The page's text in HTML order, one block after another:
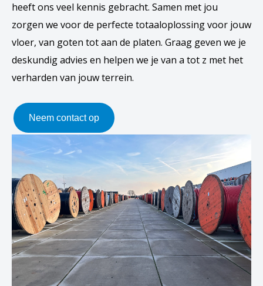
heeft ons veel kennis gebracht. Samen met jou
zorgen we voor de perfecte totaaloplossing voor jouw
vloer, van goten tot aan de platen. Graag geven we je
deskundig advies en helpen we je van a tot z met het
verharden van jouw terrein.
Neem contact op